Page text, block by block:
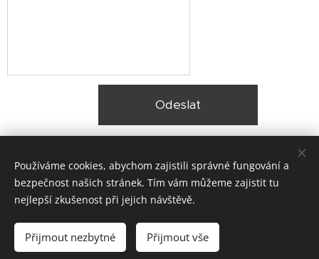
Odeslat
© 2025 Zateplení fasády Praha |Lokality
Vytvořeno službou Webnode
Používáme cookies, abychom zajistili správné fungování a
bezpečnost našich stránek. Tím vám můžeme zajistit tu
nejlepší zkušenost při jejich návštěvě.
Přijmout nezbytné Přijmout vše